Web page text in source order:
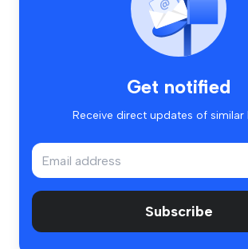
Get notified
Receive direct updates of similar
Subscribe